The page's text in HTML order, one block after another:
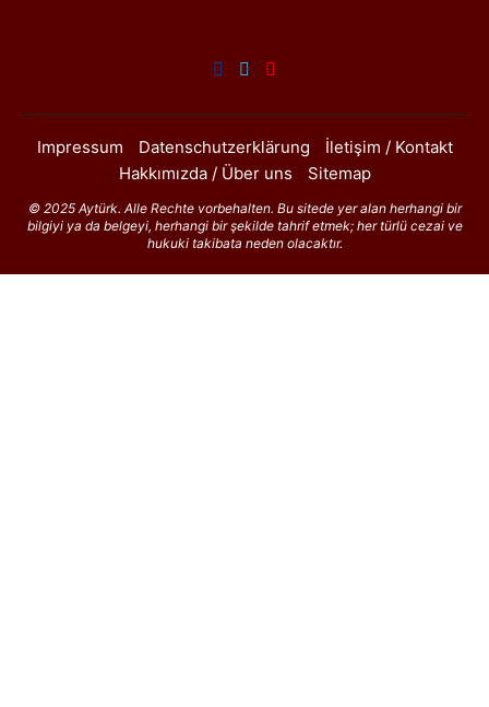
Impressum Datenschutzerklärung
İletişim / Kontakt
Hakkımızda / Über uns
Sitemap
© 2025 Aytürk. Alle Rechte vorbehalten. Bu sitede yer alan herhangi bir
bilgiyi ya da belgeyi, herhangi bir şekilde tahrif etmek; her türlü cezai ve
hukuki takibata neden olacaktır.